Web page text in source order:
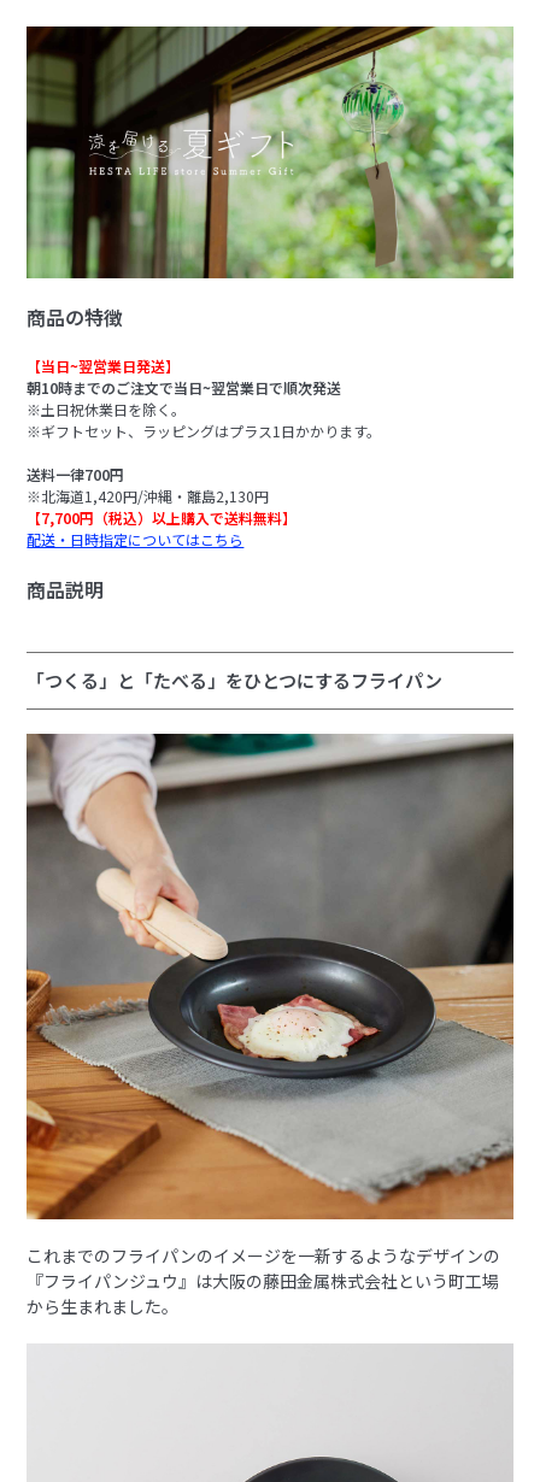
商品の特徴
【当日~翌営業日発送】
朝10時までのご注文で当日~翌営業日で順次発送
※土日祝休業日を除く。
※ギフトセット、ラッピングはプラス1日かかります。
送料一律700円
※北海道1,420円/沖縄・離島2,130円
【7,700円（税込）以上購入で送料無料】
配送・日時指定についてはこちら
商品説明
「つくる」と「たべる」をひとつにするフライパン
これまでのフライパンのイメージを一新するようなデザインの
『フライパンジュウ』は大阪の藤田金属株式会社という町工場
から生まれました。